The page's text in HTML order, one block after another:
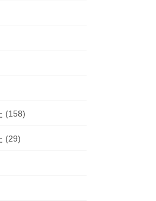
(158)
(29)